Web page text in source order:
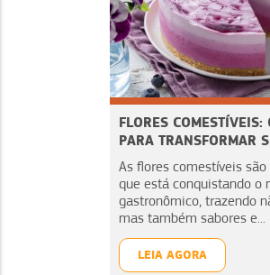
FLORES
PARA TRANSFORMAR
As flores comestíveis
que está conquistando o
gastronômico, trazendo
mas também sabores e...
LEIA AGORA